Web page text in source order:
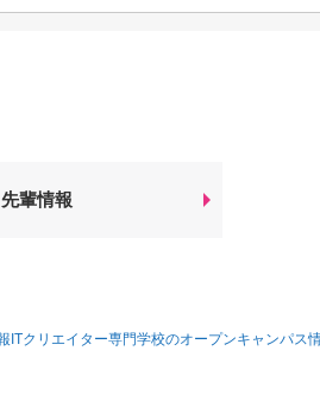
先輩情報
ITクリエイター専門学校のオープンキャンパス